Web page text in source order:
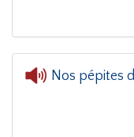
Nos pépites